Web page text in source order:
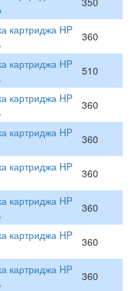
картриджа HP
360
картриджа HP
510
картриджа HP
360
картриджа HP
360
картриджа HP
360
картриджа HP
360
картриджа HP
360
картриджа HP
360